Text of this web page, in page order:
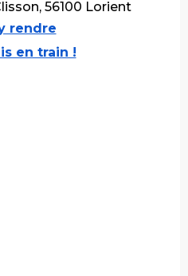
56100 Lorient
rendre
en train !